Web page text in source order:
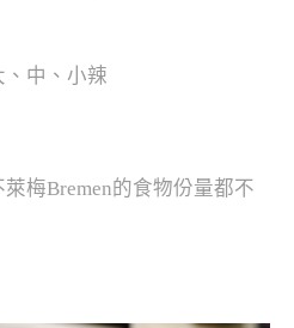
中、小辣
梅Bremen的食物份量都不